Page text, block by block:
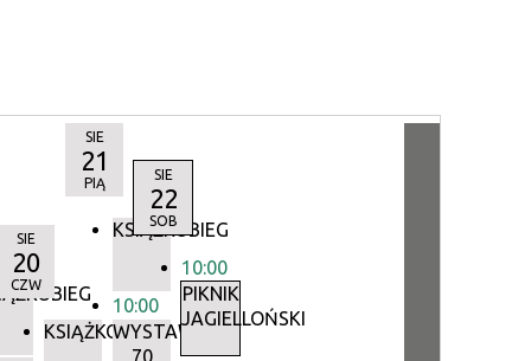
SIE
20
CZW
KSIĄŻKOBIEG
SIE
21
PIĄ
KSIĄŻKOBIEG
10:00
WYSTAWA:
70
SIE
22
SOB
10:00
PIKNIK
JAGIELLOŃSKI